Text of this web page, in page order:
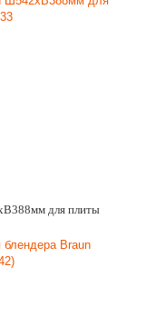
для плиты